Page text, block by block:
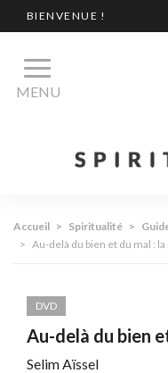
BIENVENUE !
MENU
Accueil > Spiritualité >
> Au-delà du bien et du mal :
DVD
Au-delà du bien
Selim Aïssel